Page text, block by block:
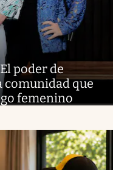
El poder de
comunidad que
femenino